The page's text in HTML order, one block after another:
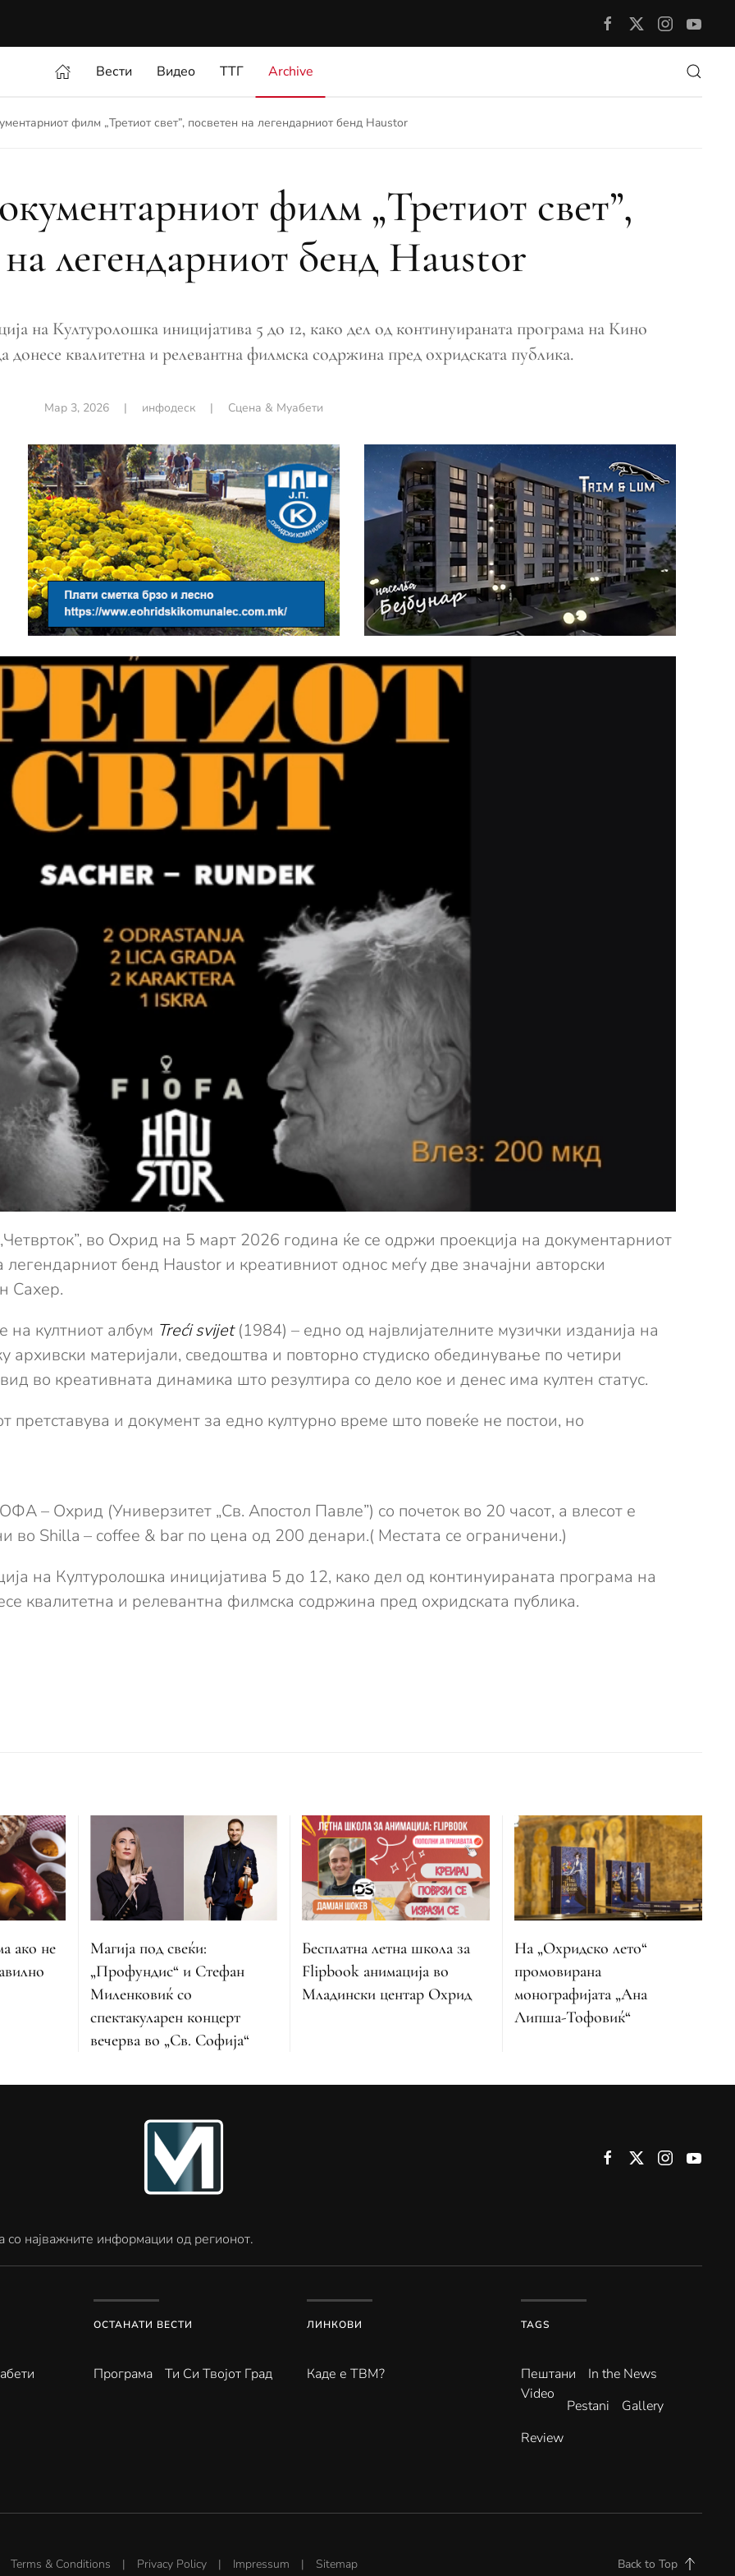
Вести Видео ТТГ Archive
филм „Третиот свет”, посветен на легендарниот бенд Haustor
филм „Третиот свет”,
легендарниот бенд Haustor
на Културолошка иницијатива 5 до 12, како дел од континуираната програма на Кино
донесе квалитетна и релевантна филмска содржина пред охридската публика.
Мар 3, 2026 | инфодеск | Сцена & Муабети
во Охрид на 5 март 2026 година ќе се одржи проекција на документарниот
легендарниот бенд Haustor и креативниот однос меѓу две значајни авторски
Сахер.
на култниот албум Treći svijet(1984) – едно од највлијателните музички изданија на
архивски материјали, сведоштва и повторно студиско обединување по четири
во креативната динамика што резултира со дело кое и денес има култен статус.
и документ за едно културно време што повеќе не постои, но
– Охрид (Универзитет „Св. Апостол Павле”) со почеток во 20 часот, а влесот е
во Shilla – coffee & bar по цена од 200 денари.( Местата се ограничени.)
на Културолошка иницијатива 5 до 12, како дел од континуираната програма на
квалитетна и релевантна филмска содржина пред охридската публика.
ако не
Магија под свеќи:
„Профундис“ и Стефан
Миленковиќ со
спектакуларен концерт
вечерва во „Св. Софија“
Бесплатна летна школа за
Flipbook анимација во
Младински центар Охрид
На „Охридско лето“
промовирана
монографијата „Ана
Липша-Тофовиќ“
најважните информации од регионот.
ОСТАНАТИ ВЕСТИ
Програма Ти Си Твојот Град
ЛИНКОВИ
Каде е ТВМ?
TAGS
Пештани
In the News
Video
Pestani
Gallery
Review
Terms & Conditions | Privacy Policy| Impressum | Sitemap Back to Top